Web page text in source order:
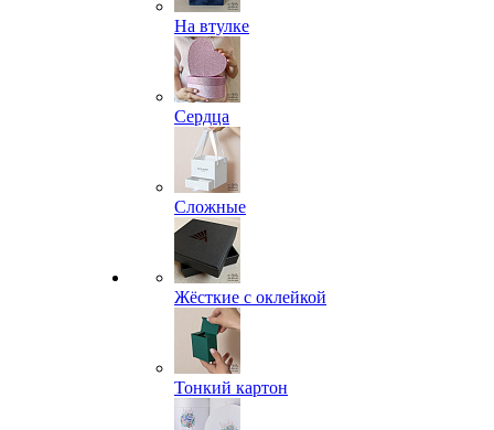
На втулке
Сердца
Сложные
Жёсткие с оклейкой
Тонкий картон